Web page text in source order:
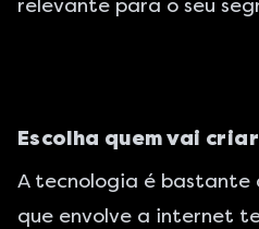
relevante para o seu
Escolha quem vai
A tecnologia é
que envolve a internet